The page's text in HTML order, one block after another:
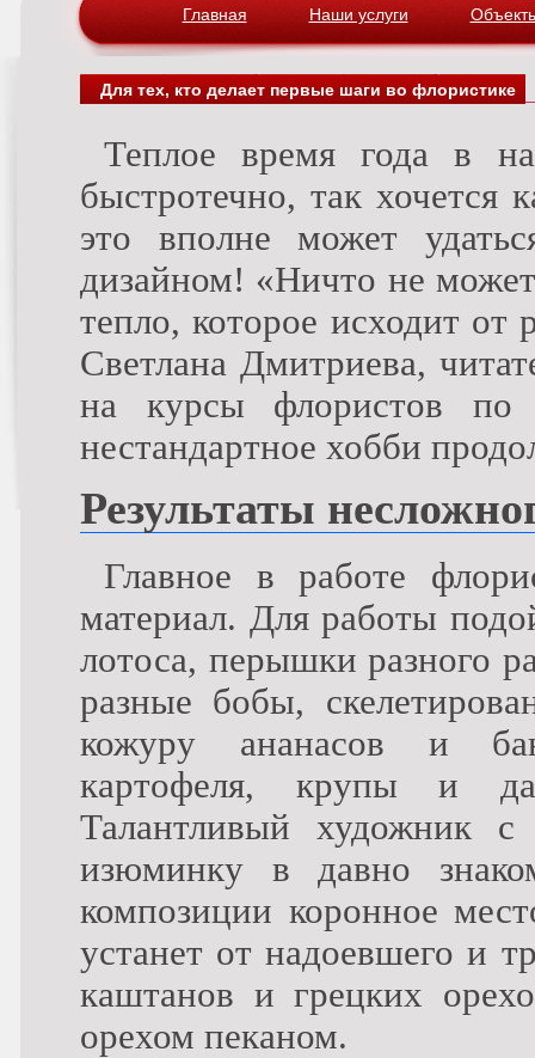
Главная Наши услуги
Для тех, кто делает первые шаги во флористике
Теплое время года в наших краях настолько коротко и
быстротечно, так
это вполне может
дизайном! «Ничто не может
тепло, которое исходит от
Светлана Дмитриева,
на курсы флористов по
нестандартное хобби
Результаты
Главное в работе
материал. Для работы
лотоса, перышки разного
разные бобы,
кожуру ананасов и
картофеля, крупы и
Талантливый художник
изюминку в давно
композиции коронное
устанет от надоевшего и
каштанов и грецких
орехом пеканом.